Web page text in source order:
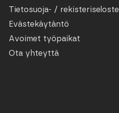
Tietosuoja- / rekisteriseloste
Evästekäytäntö
Avoimet työpaikat
Ota yhteyttä